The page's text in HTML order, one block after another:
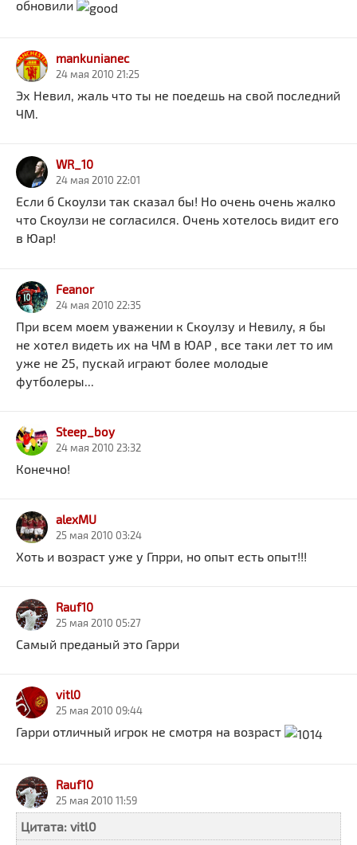
обновили
mankunianec
24 мая 2010 21:25
Эх Невил, жаль что ты не поедешь на свой последний
ЧМ.
WR_10
24 мая 2010 22:01
Если б Скоулзи так сказал бы! Но очень очень жалко
что Скоулзи не согласился. Очень хотелось видит его
в Юар!
Feanor
24 мая 2010 22:35
При всем моем уважении к Скоулзу и Невилу, я бы
не хотел видеть их на ЧМ в ЮАР , все таки лет то им
уже не 25, пускай играют более молодые
футболеры...
Steep_boy
24 мая 2010 23:32
Конечно!
alexMU
25 мая 2010 03:24
Хоть и возраст уже у Гпрри, но опыт есть опыт!!!
Rauf10
25 мая 2010 05:27
Самый преданый это Гарри
vitl0
25 мая 2010 09:44
Гарри отличный игрок не смотря на возраст
Rauf10
25 мая 2010 11:59
Цитата: vitl0